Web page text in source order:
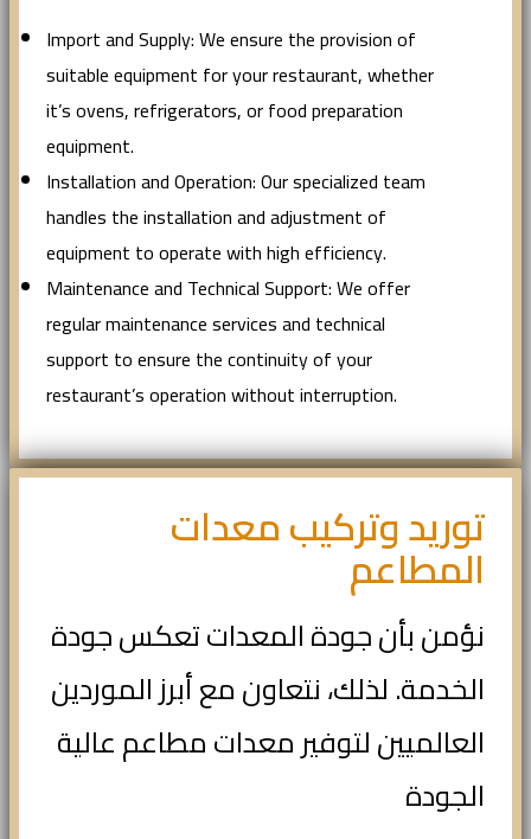
Import and Supply: We ensure the provision of
suitable equipment for your restaurant, whether
it’s ovens, refrigerators, or food preparation
equipment.
Installation and Operation: Our specialized team
handles the installation and adjustment of
equipment to operate with high efficiency.
Maintenance and Technical Support: We offer
regular maintenance services and technical
support to ensure the continuity of your
restaurant’s operation without interruption.
توريد وتركيب معدات
المطاعم
نؤمن بأن جودة المعدات تعكس جودة
الخدمة. لذلك، نتعاون مع أبرز الموردين
العالميين لتوفير معدات مطاعم عالية
الجودة